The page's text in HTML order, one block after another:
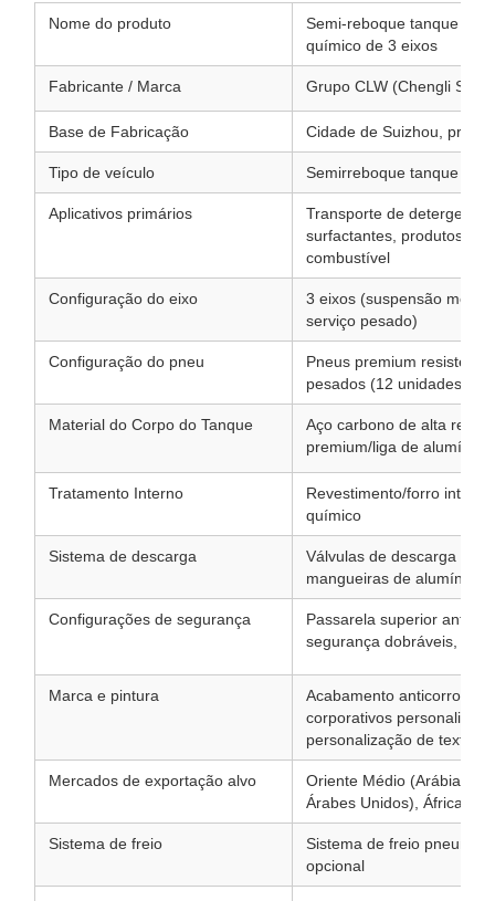
Nome do produto
Semi-reboque tanque de
químico de 3 eixos
Fabricante / Marca Grupo CLW (Chengli
Base de Fabricação Cidade de Suizhou,
Tipo de veículo Semirreboque tanque de
Aplicativos primários
Transporte de detergente
surfactantes, produtos
combustível
Configuração do eixo
3 eixos (suspensão
serviço pesado)
Configuração do pneu
Pneus premium
pesados ​​(12 unidades + 1
Material do Corpo do Tanque
Aço carbono de alta
premium/liga de alumínio
Tratamento Interno
Revestimento/forro
químico
Sistema de descarga
Válvulas de descarga de
mangueiras de alumínio
Configurações de segurança
Passarela superior
segurança dobráveis,
Marca e pintura
Acabamento
corporativos
personalização de texto
Mercados de exportação alvo
Oriente Médio (Arábia
Árabes Unidos), África,
Sistema de freio
Sistema de freio
opcional